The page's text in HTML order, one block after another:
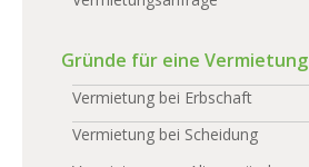
Gründe für eine Vermietung
Vermietung bei Erbschaft
Vermietung bei Scheidung